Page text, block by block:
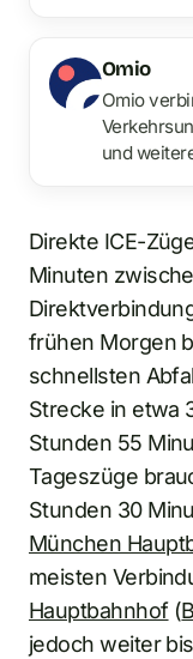
Omio
Omio
und
Direkte ICE-
Minuten
frühen Morgen
schnellsten
Strecke in etwa
Stunden 55
Tageszüge
Stunden 30
München
meisten
Hauptbahnhof(
jedoch weiter